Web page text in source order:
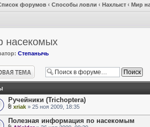
форумов ‹ Способы ловли ‹ Нахлыст ‹ Мир
насекомых
Степанычь
Ручейники (Trichoptera)
xriak » 25 ноя 2009, 18:35
Полезная информация по насекомым